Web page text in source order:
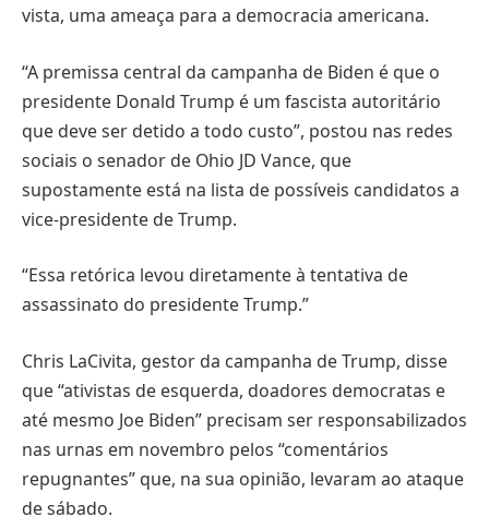
vista, uma ameaça para a democracia americana.
“A premissa central da campanha de Biden é que o
presidente Donald Trump é um fascista autoritário
que deve ser detido a todo custo”, postou nas redes
sociais o senador de Ohio JD Vance, que
supostamente está na lista de possíveis candidatos a
vice-presidente de Trump.
“Essa retórica levou diretamente à tentativa de
assassinato do presidente Trump.”
Chris LaCivita, gestor da campanha de Trump, disse
que “ativistas de esquerda, doadores democratas e
até mesmo Joe Biden” precisam ser responsabilizados
nas urnas em novembro pelos “comentários
repugnantes” que, na sua opinião, levaram ao ataque
de sábado.